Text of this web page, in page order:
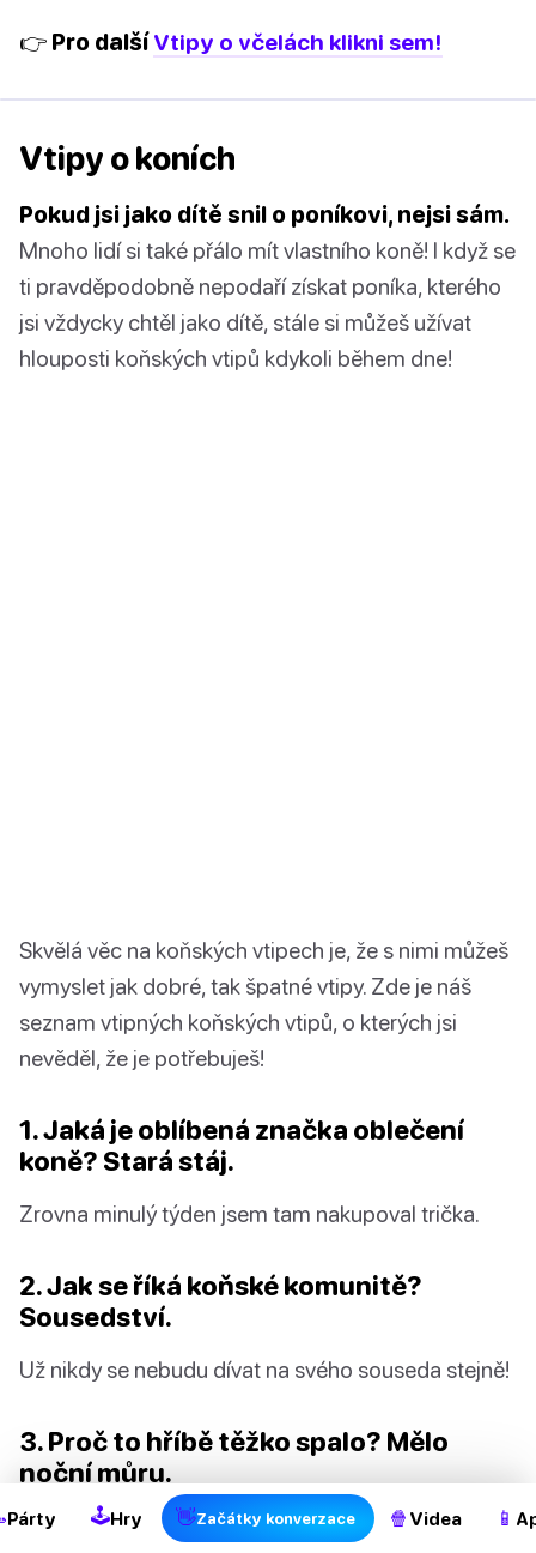
👉 Pro dalšíVtipy o včelách klikni sem!
Vtipy o koních
Pokud jsi jako dítě snil o poníkovi, nejsi sám.
Mnoho lidí si také přálo mít vlastního koně! I když se
ti pravděpodobně nepodaří získat poníka, kterého
jsi vždycky chtěl jako dítě, stále si můžeš užívat
hlouposti koňských vtipů kdykoli během dne!
Skvělá věc na koňských vtipech je, že s nimi můžeš
vymyslet jak dobré, tak špatné vtipy. Zde je náš
seznam vtipných koňských vtipů, o kterých jsi
nevěděl, že je potřebuješ!
1. Jaká je oblíbená značka oblečení
koně? Stará stáj.
Zrovna minulý týden jsem tam nakupoval trička.
2. Jak se říká koňské komunitě?
Sousedství.
Už nikdy se nebudu dívat na svého souseda stejně!
3. Proč to hříbě těžko spalo? Mělo
noční můru.
Nenávidím, když mám noční můry.
Párty 🕹Hry 👋Začátky konverzace 🍿 Videa 📱